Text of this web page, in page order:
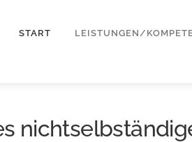
START LEISTUNGEN/